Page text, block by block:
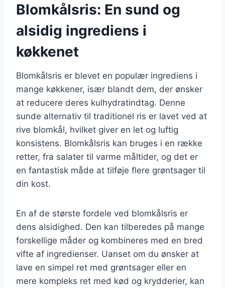
Blomkålsris: En sund og
alsidig ingrediens i
køkkenet
Blomkålsris er blevet en populær ingrediens i
mange køkkener, især blandt dem, der ønsker
at reducere deres kulhydratindtag. Denne
sunde alternativ til traditionel ris er lavet ved at
rive blomkål, hvilket giver en let og luftig
konsistens. Blomkålsris kan bruges i en række
retter, fra salater til varme måltider, og det er
en fantastisk måde at tilføje flere grøntsager til
din kost.
En af de største fordele ved blomkålsris er
dens alsidighed. Den kan tilberedes på mange
forskellige måder og kombineres med en bred
vifte af ingredienser. Uanset om du ønsker at
lave en simpel ret med grøntsager eller en
mere kompleks ret med kød og krydderier, kan